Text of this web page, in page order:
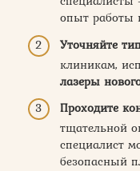
опыт работы
Уточняйте
клиникам,
лазеры
Проходите
тщательной
специалист
безопасный